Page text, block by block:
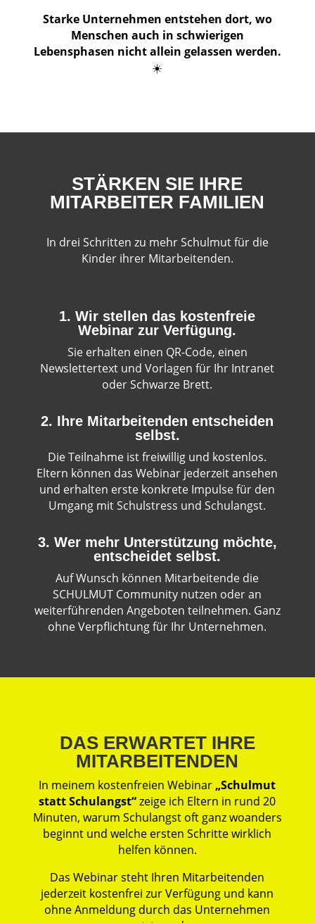
Starke Unternehmen entstehen dort, wo
Menschen auch in schwierigen
Lebensphasen nicht allein gelassen werden.
☀️
STÄRKEN SIE IHRE
MITARBEITER FAMILIEN
In drei Schritten zu mehr Schulmut für die
Kinder ihrer Mitarbeitenden.
1. Wir stellen das kostenfreie
Webinar zur Verfügung.
Sie erhalten einen QR-Code, einen
Newslettertext und Vorlagen für Ihr Intranet
oder Schwarze Brett.
2. Ihre Mitarbeitenden entscheiden
selbst.
Die Teilnahme ist freiwillig und kostenlos.
Eltern können das Webinar jederzeit ansehen
und erhalten erste konkrete Impulse für den
Umgang mit Schulstress und Schulangst.
3. Wer mehr Unterstützung möchte,
entscheidet selbst.
Auf Wunsch können Mitarbeitende die
SCHULMUT Community nutzen oder an
weiterführenden Angeboten teilnehmen. Ganz
ohne Verpflichtung für Ihr Unternehmen.
DAS ERWARTET IHRE
MITARBEITENDEN
In meinem kostenfreien Webinar „Schulmut
statt Schulangst“zeige ich Eltern in rund 20
Minuten, warum Schulangst oft ganz woanders
beginnt und welche ersten Schritte wirklich
helfen können.
DasWebinarsteht Ihren Mitarbeitenden
jederzeit kostenfrei zur Verfügung und kann
ohne Anmeldung durch das Unternehmen